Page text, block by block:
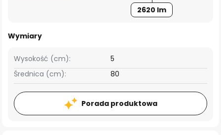
2620 lm
Wymiary
Wysokość (cm):
5
Średnica (cm):
80
Porada produktowa